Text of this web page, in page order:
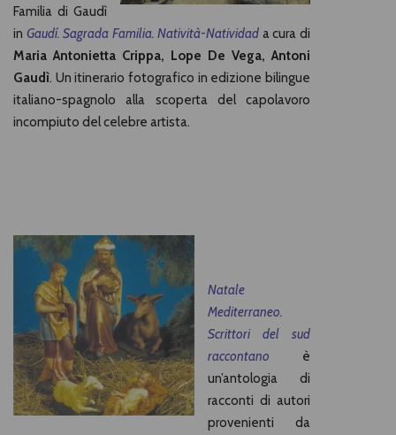
Familia di Gaudì
in Gaudí. Sagrada Familia. Natività-Natividad a cura di
Maria Antonietta Crippa, Lope De Vega,Antoni
Gaudì. Un itinerario fotografico in edizione bilingue
italiano-spagnolo alla scoperta del capolavoro
incompiuto del celebre artista.
Natale
Mediterraneo.
Scrittori del sud
raccontano è
un’antologia di
racconti di autori
provenienti da